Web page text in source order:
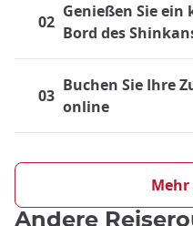
02
Genießen Sie ein
Bord des
03
Buchen Sie Ihre
online
Das Eisenbahnsystem in
gut ausgebaut. Daher stellt
Verkehrsmittel dar, sowohl
Andere